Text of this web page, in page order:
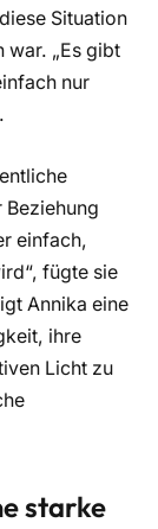
Situation
war. „Es gibt
nur
Beziehung
einfach,
fügte sie
Annika eine
ihre
Licht zu
starke